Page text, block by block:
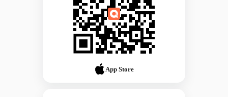
App Store